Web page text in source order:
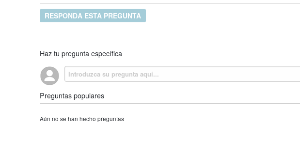
RESPONDA ESTA PREGUNTA
Haz tu pregunta específica
Preguntas populares
Aún no se han hecho preguntas